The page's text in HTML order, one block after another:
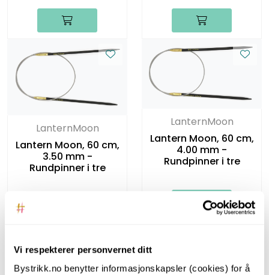
Vi respekterer personvernet ditt
Bystrikk.no benytter informasjonskapsler (cookies) for å
LanternMoon
Lantern Moon, 60 cm,
3.50 mm -
Rundpinner i tre
LanternMoon
Lantern Moon, 60 cm,
4.00 mm -
Rundpinner i tre